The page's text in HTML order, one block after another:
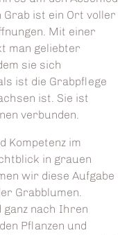
Grab ist ein Ort voller
Mit einer
man geliebter
sie sich
ist die Grabpflege
ist. Sie ist
verbunden.
Kompetenz im
in grauen
wir diese Aufgabe
Grabblumen.
ganz nach Ihren
Pflanzen und